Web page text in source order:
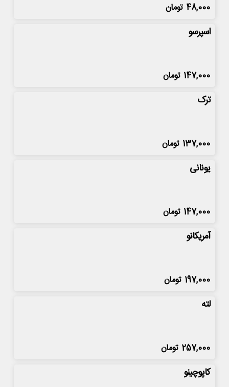
48,000 تومان
اسپرسو
147,000 تومان
ترک
137,000 تومان
یونانی
147,000 تومان
آمریکانو
197,000 تومان
لته
257,000 تومان
کاپوچینو